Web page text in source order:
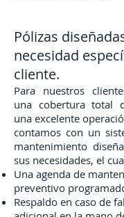
Pólizas
necesidad
cliente.
Para nuestros
una cobertura total
una excelente
contamos con un
mantenimiento
sus necesidades, el
Una agenda de
preventivo
Respaldo en caso de